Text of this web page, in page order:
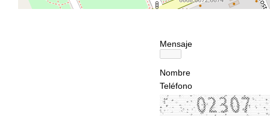
Mensaje
Nombre
Teléfono